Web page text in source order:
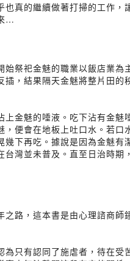
真的繼續做著打掃的工作，
…
祭祀金魅的職業以飯店業為
，結果隔天金魅將整片田的
金魅的唾液。吃下沾有金魅
便會在地板上吐口水。若口
下再吃。據說是因為金魅有
灣並未普及。直至日治時期
路，這本書是由心理諮商師
只有認同了施虐者，待在受